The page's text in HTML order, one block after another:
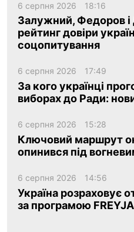
6 серпня 2026 18:16
Залужний, Федоров
рейтинг довіри
соцопитування
6 серпня 2026 17:49
За кого українці
виборах до Ради:
6 серпня 2026 15:28
Ключовий маршрут
опинився під
6 серпня 2026 14:56
Україна розраховує
за програмою